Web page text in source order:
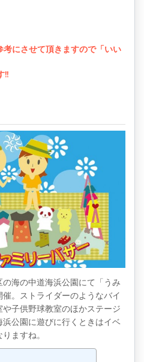
考にさせて頂きますので「いい
!!
海の中道海浜公園にて「うみ
。ストライダーのようなバイ
子供野球教室のほかステージ
公園に遊びに行くときはイベ
ますね。